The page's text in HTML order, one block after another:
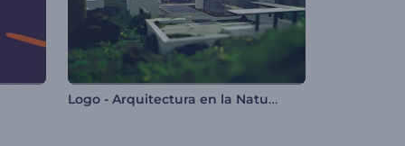
Logo - Arquitectura en la Naturaleza